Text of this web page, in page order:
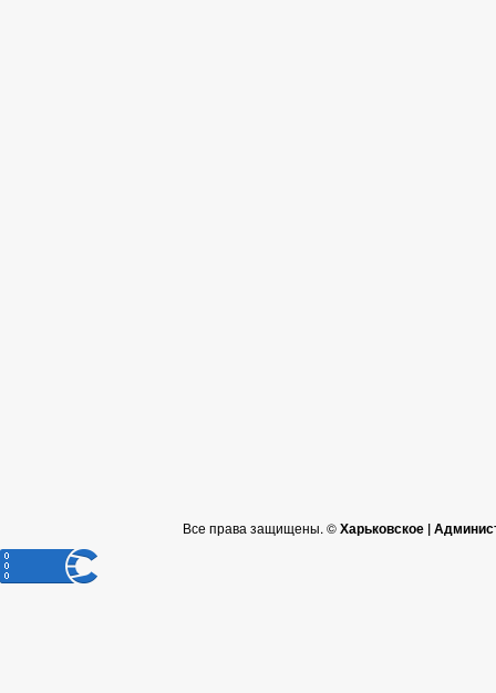
Все права защищены. ©Харьковское |